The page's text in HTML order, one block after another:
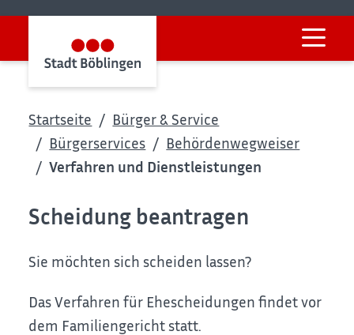
Startseite
Bürger & Service
Bürgerservices
Behördenwegweiser
Verfahren und Dienstleistungen
Scheidung beantragen
Sie möchten sich scheiden lassen?
Das Verfahren für Ehescheidungen findet vor
dem Familiengericht statt.